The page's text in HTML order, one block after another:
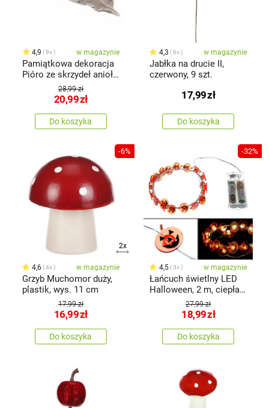
4,9 9x w magazynie
Pamiątkowa dekoracja
Pióro ze skrzydeł anioła,
żywica, 16 x 6 x 2 cm
28,99 zł
20,99zł
Do koszyka
4,3 6x w magazynie
Jabłka na drucie II,
czerwony, 9 szt.
17,99zł
Do koszyka
-6%
2x
4,6 4x w magazynie
Grzyb Muchomor duży,
plastik, wys. 11 cm
17,99 zł
16,99zł
Do koszyka
-32%
4,5 3x w magazynie
Łańcuch świetlny LED
Halloween, 2 m, ciepła
biel,na baterie
27,99 zł
18,99zł
Do koszyka